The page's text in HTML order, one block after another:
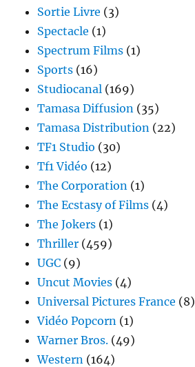
Sortie Livre (3)
Spectacle (1)
Spectrum Films (1)
Sports (16)
Studiocanal (169)
Tamasa Diffusion (35)
Tamasa Distribution (22)
TF1 Studio (30)
Tf1 Vidéo (12)
The Corporation (1)
The Ecstasy of Films (4)
The Jokers (1)
Thriller (459)
UGC (9)
Uncut Movies (4)
Universal Pictures France (8)
Vidéo Popcorn (1)
Warner Bros. (49)
Western (164)